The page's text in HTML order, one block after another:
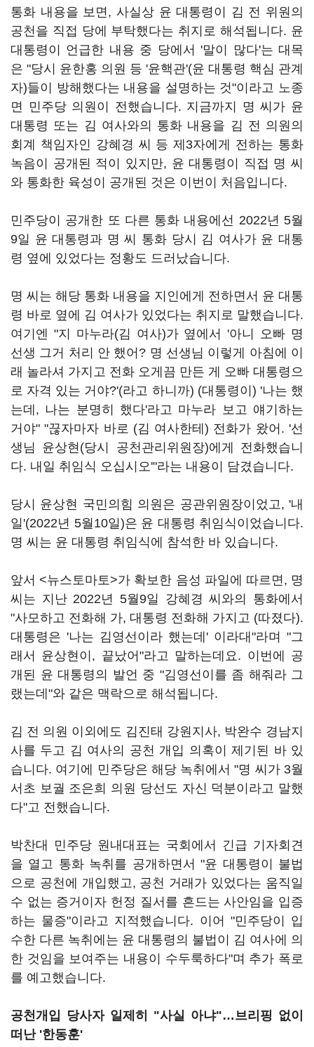
통화 내용을 보면, 사실상 윤 대통령이 김 전 위원의
공천을 직접 당에 부탁했다는 취지로 해석됩니다. 윤
대통령이 언급한 내용 중 당에서 '말이 많다'는 대목
은 "당시 윤한홍 의원 등 '윤핵관'(윤 대통령 핵심 관계
자)들이 방해했다는 내용을 설명하는 것"이라고 노종
면 민주당 의원이 전했습니다. 지금까지 명 씨가 윤
대통령 또는 김 여사와의 통화 내용을 김 전 의원의
회계 책임자인 강혜경 씨 등 제3자에게 전하는 통화
녹음이 공개된 적이 있지만, 윤 대통령이 직접 명 씨
와 통화한 육성이 공개된 것은 이번이 처음입니다.
민주당이 공개한 또 다른 통화 내용에선 2022년 5월
9일 윤 대통령과 명 씨 통화 당시 김 여사가 윤 대통
령 옆에 있었다는 정황도 드러났습니다.
명 씨는 해당 통화 내용을 지인에게 전하면서 윤 대통
령 바로 옆에 김 여사가 있었다는 취지로 말했습니다.
여기엔 "지 마누라(김 여사)가 옆에서 '아니 오빠 명
선생 그거 처리 안 했어? 명 선생님 이렇게 아침에 이
래 놀라셔 가지고 전화 오게끔 만든 게 오빠 대통령으
로 자격 있는 거야?'(라고 하니까) (대통령이) '나는 했
는데, 나는 분명히 했다'라고 마누라 보고 얘기하는
거야" "끊자마자 바로 (김 여사한테) 전화가 왔어. '선
생님 윤상현(당시 공천관리위원장)에게 전화했습니
다. 내일 취임식 오십시오'"라는 내용이 담겼습니다.
당시 윤상현 국민의힘 의원은 공관위원장이었고, '내
일'(2022년 5월10일)은 윤 대통령 취임식이었습니다.
명 씨는 윤 대통령 취임식에 참석한 바 있습니다.
앞서 <뉴스토마토>가 확보한 음성 파일에 따르면, 명
씨는 지난 2022년 5월9일 강혜경 씨와의 통화에서
"사모하고 전화해 가, 대통령 전화해 가지고 (따졌다).
대통령은 '나는 김영선이라 했는데' 이라대"라며 "그
래서 윤상현이, 끝났어"라고 말하는데요. 이번에 공
개된 윤 대통령의 발언 중 "김영선이를 좀 해줘라 그
랬는데"와 같은 맥락으로 해석됩니다.
김 전 의원 이외에도 김진태 강원지사, 박완수 경남지
사를 두고 김 여사의 공천 개입 의혹이 제기된 바 있
습니다. 여기에 민주당은 해당 녹취에서 "명 씨가 3월
서초 보궐 조은희 의원 당선도 자신 덕분이라고 말했
다"고 전했습니다.
박찬대 민주당 원내대표는 국회에서 긴급 기자회견
을 열고 통화 녹취를 공개하면서 "윤 대통령이 불법
으로 공천에 개입했고, 공천 거래가 있었다는 움직일
수 없는 증거이자 헌정 질서를 흔드는 사안임을 입증
하는 물증"이라고 지적했습니다. 이어 "민주당이 입
수한 다른 녹취에는 윤 대통령의 불법이 김 여사에 의
한 것임을 보여주는 내용이 수두룩하다"며 추가 폭로
를 예고했습니다.
공천개입 당사자 일제히 "사실 아냐"…브리핑 없이
떠난 '한동훈'